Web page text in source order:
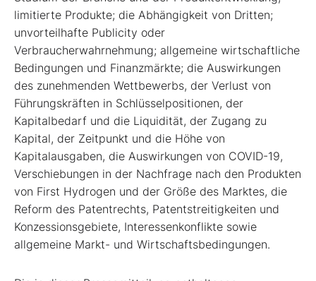
limitierte Produkte; die Abhängigkeit von Dritten;
unvorteilhafte Publicity oder
Verbraucherwahrnehmung; allgemeine wirtschaftliche
Bedingungen und Finanzmärkte; die Auswirkungen
des zunehmenden Wettbewerbs, der Verlust von
Führungskräften in Schlüsselpositionen, der
Kapitalbedarf und die Liquidität, der Zugang zu
Kapital, der Zeitpunkt und die Höhe von
Kapitalausgaben, die Auswirkungen von COVID-19,
Verschiebungen in der Nachfrage nach den Produkten
von First Hydrogen und der Größe des Marktes, die
Reform des Patentrechts, Patentstreitigkeiten und
Konzessionsgebiete, Interessenkonflikte sowie
allgemeine Markt- und Wirtschaftsbedingungen.